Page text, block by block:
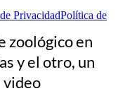
PrivacidadPolítica de
zoológico en
y el otro, un
video